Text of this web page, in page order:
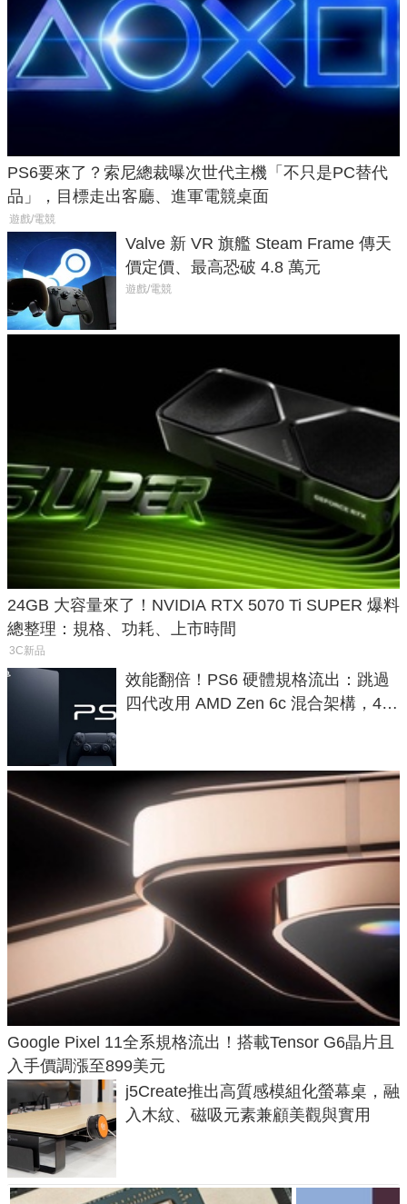
PS6要來了？索尼總裁曝次世代主機「不只是PC替代
品」，目標走出客廳、進軍電競桌面
遊戲/電競
Valve 新 VR 旗艦 Steam Frame 傳天
價定價、最高恐破 4.8 萬元
遊戲/電競
24GB 大容量來了！NVIDIA RTX 5070 Ti SUPER 爆料
總整理：規格、功耗、上市時間
3C新品
效能翻倍！PS6 硬體規格流出：跳過
四代改用 AMD Zen 6c 混合架構，4K
Google Pixel 11全系規格流出！搭載Tensor G6晶片且
入手價調漲至899美元
j5Create推出高質感模組化螢幕桌，融
入木紋、磁吸元素兼顧美觀與實用